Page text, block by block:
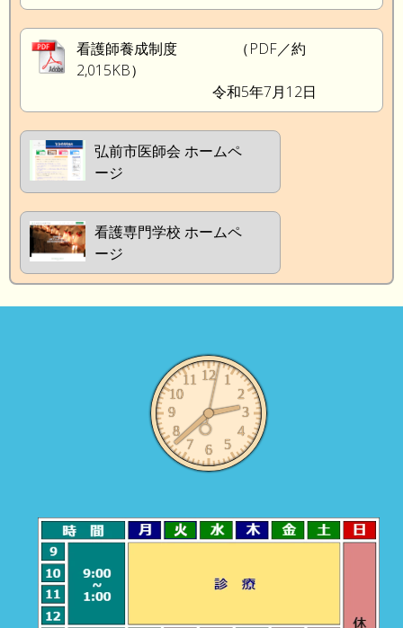
看護師養成制度 （PDF／約
2,015KB）
令和5年7月12日
弘前市医師会 ホームペ
ージ
看護専門学校 ホームペ
ージ